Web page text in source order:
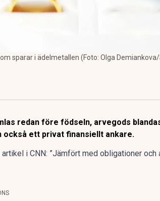
sparar i ädelmetallen (Foto: Olga
redan före födseln, arvegods
också ett privat finansiellt ankare.
i CNN: ”Jämfört med obligationer